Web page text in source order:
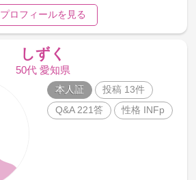
プロフィールを見る
しずく
50代 愛知県
本人証
投稿 13件
Q&A 221答
性格 INFp